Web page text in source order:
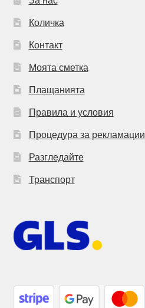
Количка
Контакт
Моята сметка
Плащанията
Правила и условия
Процедура за рекламации
Разгледайте
Транспорт